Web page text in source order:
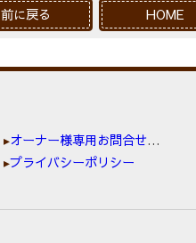
前に戻る HOME
オーナー様専用お問合せ窓口
プライバシーポリシー